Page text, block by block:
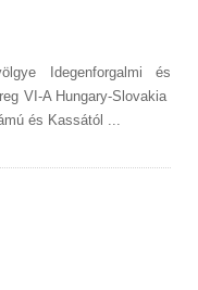
Idegenforgalmi és
VI-A Hungary-Slovakia
és Kassától ...